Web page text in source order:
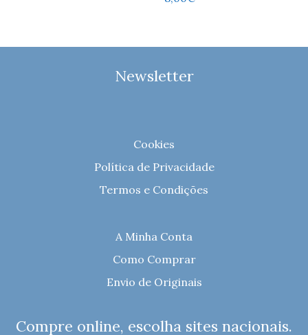
Newsletter
Cookies
Política de Privacidade
Termos e Condições
A Minha Conta
Como Comprar
Envio de Originais
Compre online, escolha sites nacionais.